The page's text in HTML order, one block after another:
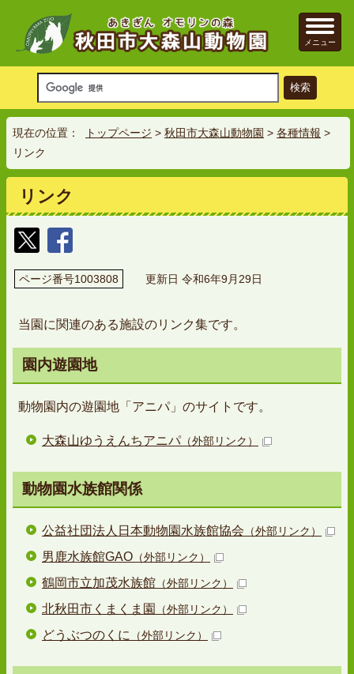
メニュー
現在の位置： トップページ > 秋田市大森山動物園 > 各種情報 >
リンク
リンク
ページ番号1003808 更新日 令和6年9月29日
当園に関連のある施設のリンク集です。
園内遊園地
動物園内の遊園地「アニパ」のサイトです。
大森山ゆうえんちアニパ （外部リンク）
動物園水族館関係
公益社団法人日本動物園水族館協会 （外部リンク）
男鹿水族館GAO （外部リンク）
鶴岡市立加茂水族館 （外部リンク）
北秋田市くまくま園 （外部リンク）
どうぶつのくに （外部リンク）